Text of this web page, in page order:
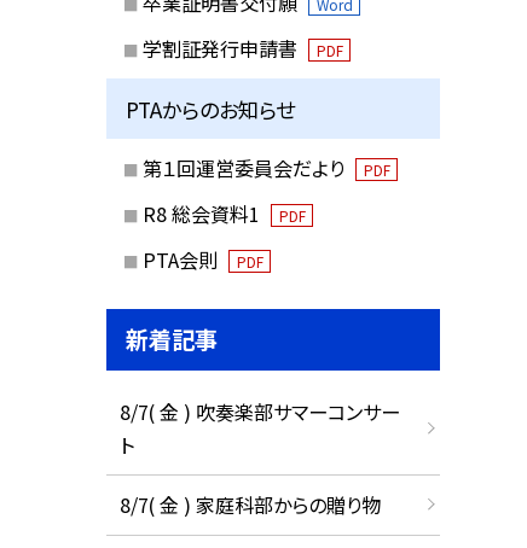
Word
学割証発行申請書 PDF
PTAからのお知らせ
第１回運営委員会だより PDF
R8 総会資料1 PDF
PTA会則 PDF
新着記事
8/7( 金 ) 吹奏楽部サマーコンサー
ト
8/7( 金 ) 家庭科部からの贈り物